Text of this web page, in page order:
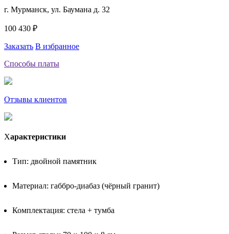
г. Мурманск, ул. Баумана д. 32
100 430 ₽
Заказать В избранное
Способы платы
Отзывы клиентов
Характеристики
Тип: двойной памятник
Материал: габбро-диабаз (чёрный гранит)
Комплектация: стела + тумба